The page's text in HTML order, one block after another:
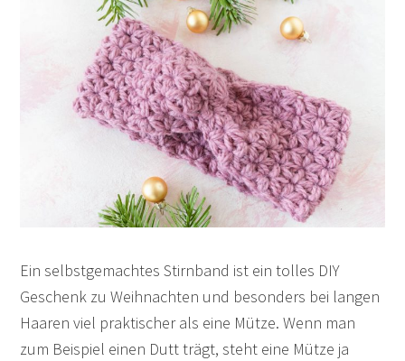
Ein selbstgemachtes Stirnband ist ein tolles DIY
Geschenk zu Weihnachten und besonders bei langen
Haaren viel praktischer als eine Mütze. Wenn man
zum Beispiel einen Dutt trägt, steht eine Mütze ja